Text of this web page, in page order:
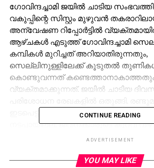
ഗോവിന്ദച്ചാമി ജയില്‍ ചാടിയ
വകുപ്പിന്റെ സിസ്റ്റം മുഴുവന്‍
അന്വേഷണ റിപ്പോര്‍ട്ടില്‍
ആഴ്ചകള്‍ എടുത്ത് ഗോവിന്ദച്ചാമി
കമ്പികള്‍ മുറിച്ചത് അറിയാതിരുന്നതും,
സെല്ലിനുള്ളിലേക്ക് കൂടുതല്‍
കൊണ്ടുവന്നത് കണ്ടെത്താനാകാത്തതും
വ്യക്തമാക്കുന്നത്. ജയില്‍ ചാടിയ
ഇടപെട്ട് സെല്‍ പരിശോധിക്കണമെന്ന
നടപ്പായില്ല. ജീവനക്കാരുടെ കുറവ്
കാരണമായി എന്ന് ജയില്‍ മേധാവിക്ക്
CONTINUE READING
ADVERTISEMENT
YOU MAY LIKE